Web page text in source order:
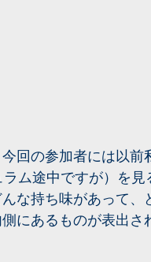
回の参加者には以前
ム途中ですが）を見
な持ち味があって、
にあるものが表出さ